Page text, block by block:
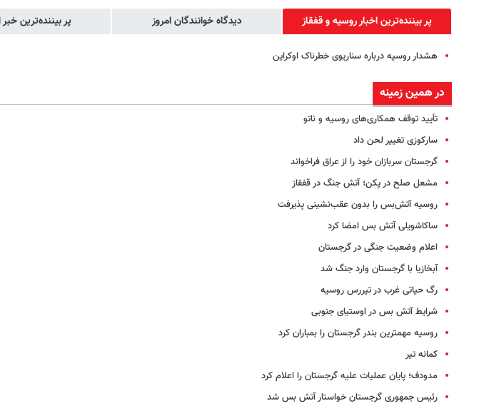
پر بیننده‌ترین اخبار روسیه‌ و قفقاز دیدگاه خوانندگان امروز پر بیننده‌ترین خبر
هشدار روسیه درباره سناریوی خطرناک اوکراین
در همین زمینه
تأیید توقف همکاری‌های روسیه و ناتو
سارکوزی تغییر لحن داد
گرجستان سربازان خود را از عراق فراخواند
مشعل صلح در پکن؛ آتش جنگ در قفقاز
روسیه آتش‌بس را بدون عقب‌نشینی پذیرفت
ساکاشویلی آتش بس امضا کرد
اعلام وضعیت جنگی در گرجستان
آبخازیا با گرجستان وارد جنگ شد
رگ حیاتی غرب در تیررس روسیه
شرایط آتش بس در اوستیای جنوبی
روسیه مهمترین بندر گرجستان را بمباران کرد
کمانه تیر
مدودف؛ پایان عملیات علیه گرجستان را اعلام کرد
رئیس جمهوری گرجستان خواستار آتش بس شد